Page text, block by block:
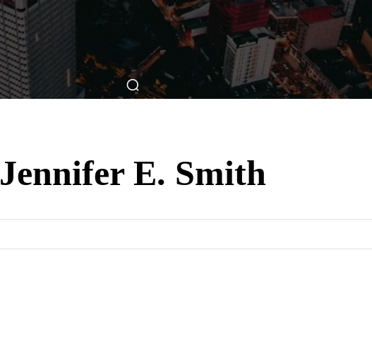
Breve Nos Cinemas Matérias Nos Cinemas Filmes Séries
Jennifer E. Smith